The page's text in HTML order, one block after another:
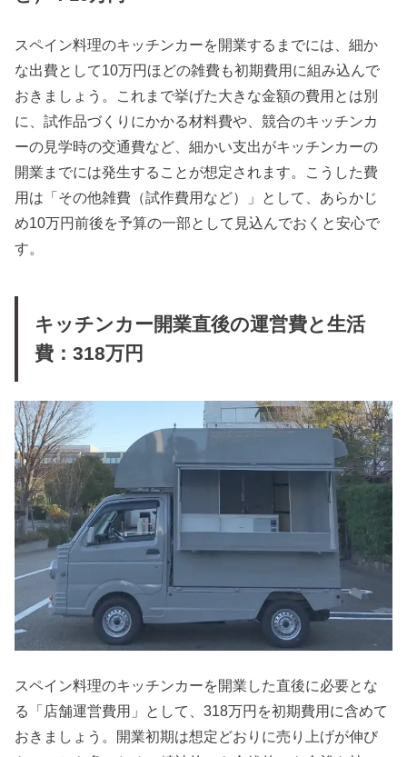
スペイン料理のキッチンカーを開業するまでには、細か
な出費として10万円ほどの雑費も初期費用に組み込んで
おきましょう。これまで挙げた大きな金額の費用とは別
に、試作品づくりにかかる材料費や、競合のキッチンカ
ーの見学時の交通費など、細かい支出がキッチンカーの
開業までには発生することが想定されます。こうした費
用は「その他雑費（試作費用など）」として、あらかじ
め10万円前後を予算の一部として見込んでおくと安心で
す。
キッチンカー開業直後の運営費と生活
費：318万円
スペイン料理のキッチンカーを開業した直後に必要とな
る「店舗運営費用」として、318万円を初期費用に含めて
おきましょう。開業初期は想定どおりに売り上げが伸び